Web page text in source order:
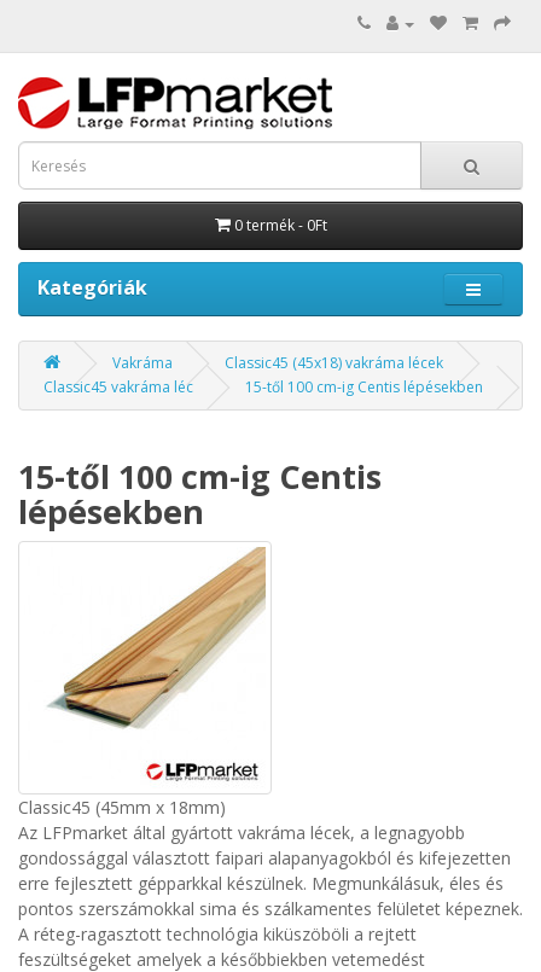
0 termék - 0Ft
Kategóriák
Vakráma
Classic45 (45x18) vakráma lécek
Classic45 vakráma léc
15-től 100 cm-ig Centis lépésekben
15-től 100 cm-ig Centis
lépésekben
Classic45 (45mm x 18mm)
Az LFPmarket által gyártott vakráma lécek, a legnagyobb
gondossággal választott faipari alapanyagokból és kifejezetten
erre fejlesztett gépparkkal készülnek. Megmunkálásuk, éles és
pontos szerszámokkal sima és szálkamentes felületet képeznek.
A réteg-ragasztott technológia kiküszöböli a rejtett
feszültségeket amelyek a későbbiekben vetemedést